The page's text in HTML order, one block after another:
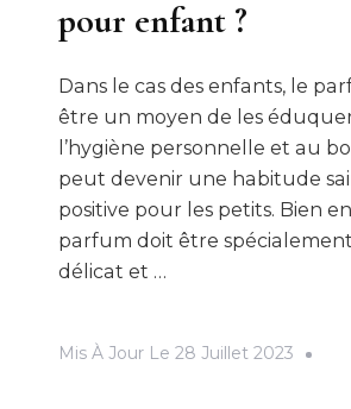
pour enfant ?
Dans le cas des enfants, le
être un moyen de les
l’hygiène personnelle et au
peut devenir une habitude
positive pour les petits. Bien
parfum doit être
délicat et …
Mis À Jour Le 28 Juillet 2023